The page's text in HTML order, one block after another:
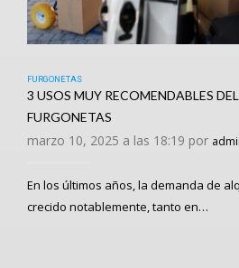
FURGONETAS
3 USOS MUY RECOMENDABLES
FURGONETAS
marzo 10, 2025 a las 18:19 por
En los últimos años, la demanda de
crecido notablemente, tanto en…